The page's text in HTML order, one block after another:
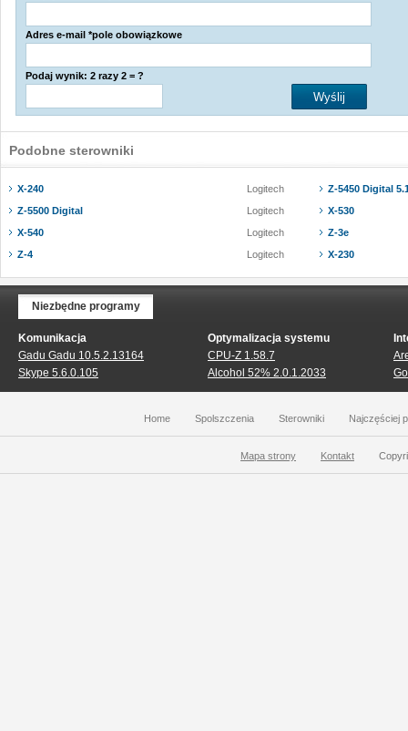
Adres e-mail *pole obowiązkowe
Podaj wynik: 2 razy 2 = ?
Podobne sterowniki
X-240
Logitech
Z-5500 Digital
Logitech
X-540
Logitech
Z-4
Logitech
Z-5450 Digital
X-530
Z-3e
X-230
Niezbędne programy
Komunikacja
Gadu Gadu 10.5.2.13164
Skype 5.6.0.105
Optymalizacja systemu
CPU-Z 1.58.7
Alcohol 52% 2.0.1.2033
Home Spolszczenia Sterowniki Najczęściej
Mapa strony Kontakt